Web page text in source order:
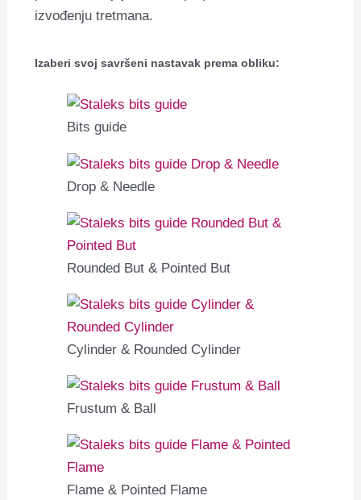
izvođenju tretmana.
Izaberi svoj savršeni nastavak prema obliku:
Bits guide
Drop & Needle
Rounded But & Pointed But
Cylinder & Rounded Cylinder
Frustum & Ball
Flame & Pointed Flame